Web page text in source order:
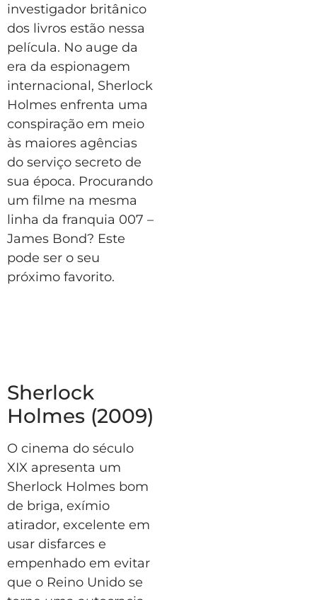
investigador britânico
dos livros estão nessa
película. No auge da
era da espionagem
internacional, Sherlock
Holmes enfrenta uma
conspiração em meio
às maiores agências
do serviço secreto de
sua época. Procurando
um filme na mesma
linha da franquia 007 –
James Bond? Este
pode ser o seu
próximo favorito.
Sherlock
Holmes (2009)
O cinema do século
XIX apresenta um
Sherlock Holmes bom
de briga, exímio
atirador, excelente em
usar disfarces e
empenhado em evitar
que o Reino Unido se